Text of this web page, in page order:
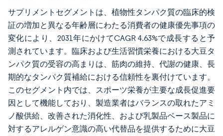
サプリメントセグメントは、植物性タンパク質の臨床的検
証の増加と異なる年齢層にわたる消費者の健康優先事項の
変化により、2031年にかけてCAGR 4.63%で成長すると予
測されています。臨床および生活習慣栄養における大豆タ
ンパク質の受容の高まりは、筋肉の維持、代謝の健康、長
期的なタンパク質補給における信頼性を裏付けています。
このセグメント内では、スポーツ栄養が主要な成長促進要
因として機能しており、製造業者はバランスの取れたアミ
ノ酸供給、改善された消化性、および乳製品ベース製品に
対するアレルゲン意識の高い代替品を提供するために大豆